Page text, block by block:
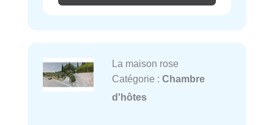
La maison rose
Catégorie : Chambre
d'hôtes